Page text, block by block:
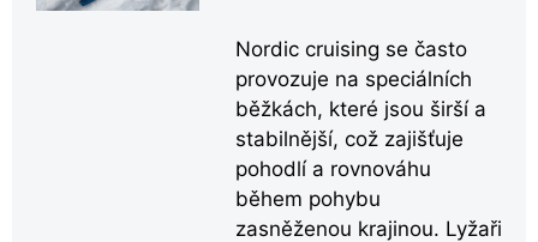
Nordic cruising se často
provozuje na speciálních
běžkách, které jsou širší a
stabilnější, což zajišťuje
pohodlí a rovnováhu
během pohybu
zasněženou krajinou. Lyžaři